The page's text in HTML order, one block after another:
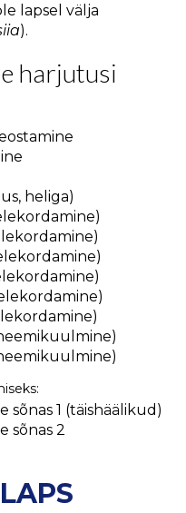
lapsel välja
).
harjutusi
heliga)
sõnas 1 (täishäälikud)
sõnas 2